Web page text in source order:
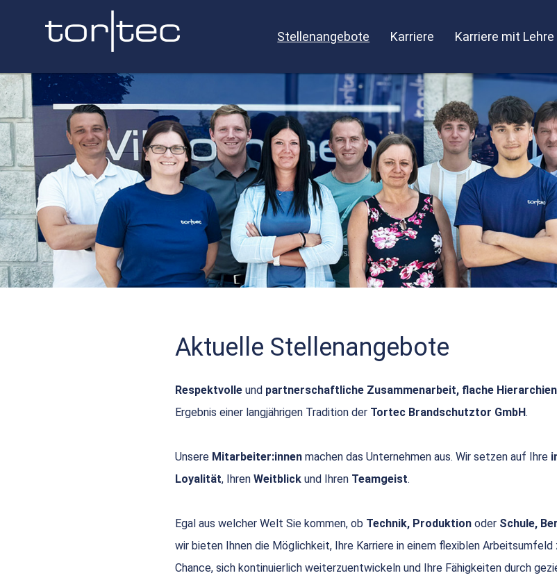
Stellenangebote Karriere Karriere mit Lehre
Aktuelle Stellenangebote
Respektvolle und partnerschaftliche Zusammenarbeit, flache
Ergebnis einer langjährigen Tradition der Tortec Brandschutztor GmbH.
Unsere Mitarbeiter:innen machen das Unternehmen aus. Wir setzen auf Ihre
Loyalität, Ihren Weitblick und Ihren Teamgeist.
Egal aus welcher Welt Sie kommen, ob Technik, Produktion oder Schule,
wir bieten Ihnen die Möglichkeit, Ihre Karriere in einem flexiblen Arbeitsumfeld
Chance, sich kontinuierlich weiterzuentwickeln und Ihre Fähigkeiten durch